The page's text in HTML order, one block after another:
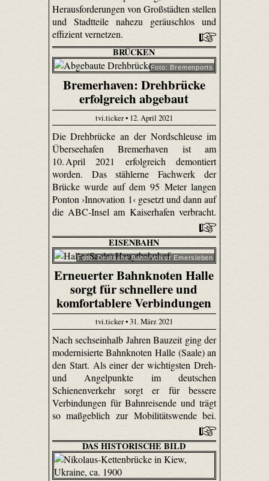
Herausforderungen von Großstädten stellen
und Stadtteile nahezu geräuschlos und
effizient vernetzen.
BRÜCKEN
Foto: Bremenports
Bremerhaven: Drehbrücke
erfolgreich abgebaut
tvi.ticker • 12. April 2021
Die Drehbrücke an der Nordschleuse im
Überseehafen Bremerhaven ist am
10. April 2021 erfolgreich demontiert
worden. Das stählerne Fachwerk der
Brücke wurde auf dem 95 Meter langen
Ponton ›Innovation 1‹ gesetzt und dann auf
die ABC-Insel am Kaiserhafen verbracht.
EISENBAHN
Foto: Deutsche Bahn/Volker Emersleben
Erneuerter Bahnknoten Halle
sorgt für schnellere und
komfortablere Verbindungen
tvi.ticker • 31. März 2021
Nach sechseinhalb Jahren Bauzeit ging der
modernisierte Bahnknoten Halle (Saale) an
den Start. Als einer der wichtigsten Dreh-
und Angelpunkte im deutschen
Schienenverkehr sorgt er für bessere
Verbindungen für Bahnreisende und trägt
so maßgeblich zur Mobilitätswende bei.
DAS HISTORISCHE BILD